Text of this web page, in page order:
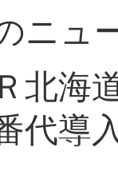
ニュ
北海
代導